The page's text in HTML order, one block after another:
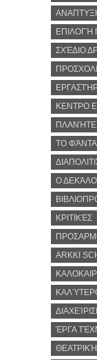
ΕΠΙΛΟΓΉ
ΣΧΈΔΙΟ
ΚΕΝΤΡΟ
ΤΟ
Ο
ΚΡΙΤΙΚΈΣ
ARKKI
ΈΡΓΑ